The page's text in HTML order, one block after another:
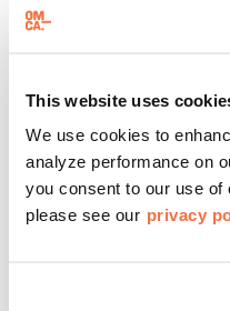
This website uses
We use cookies to
analyze performance on
you consent to our use of
please see our privacy